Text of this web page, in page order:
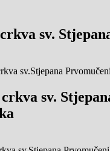
sv.
sv.Stjepana
sv.